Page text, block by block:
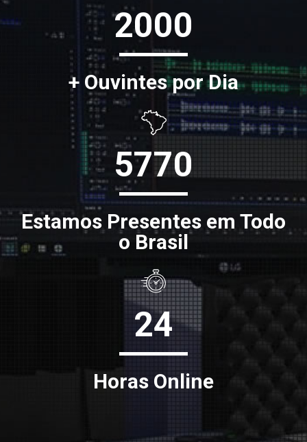
2000
+ Ouvintes por Dia
5770
Estamos Presentes em Todo
o Brasil
24
Horas Online